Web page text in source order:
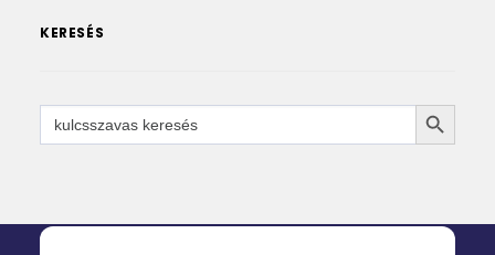
KERESÉS
Search
for:
SEARCH